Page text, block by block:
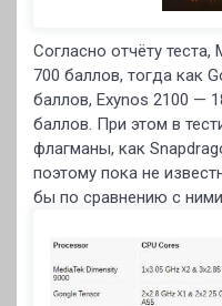
Согласно отчёту теста,
700 баллов, тогда как
баллов, Exynos 2100 —
баллов. При этом в
флагманы, как
поэтому пока не
бы по сравнению с